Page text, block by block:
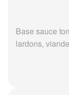
Base sauce
lardons,